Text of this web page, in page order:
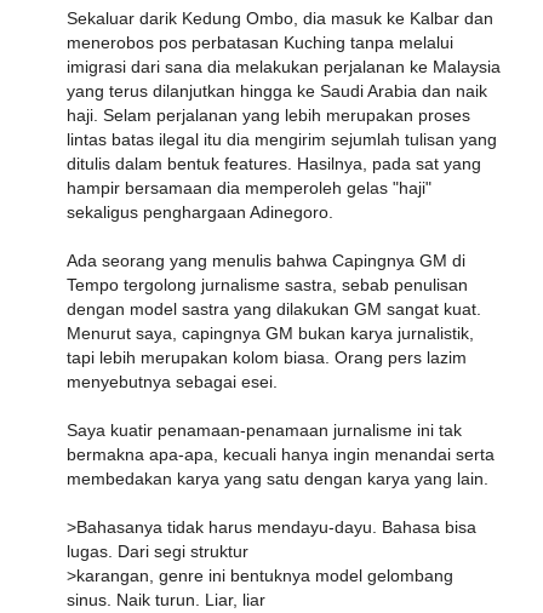
Sekaluar darik Kedung Ombo, dia masuk ke Kalbar dan
menerobos pos perbatasan Kuching tanpa melalui
imigrasi dari sana dia melakukan perjalanan ke Malaysia
yang terus dilanjutkan hingga ke Saudi Arabia dan naik
haji. Selam perjalanan yang lebih merupakan proses
lintas batas ilegal itu dia mengirim sejumlah tulisan yang
ditulis dalam bentuk features. Hasilnya, pada sat yang
hampir bersamaan dia memperoleh gelas "haji"
sekaligus penghargaan Adinegoro.
Ada seorang yang menulis bahwa Capingnya GM di
Tempo tergolong jurnalisme sastra, sebab penulisan
dengan model sastra yang dilakukan GM sangat kuat.
Menurut saya, capingnya GM bukan karya jurnalistik,
tapi lebih merupakan kolom biasa. Orang pers lazim
menyebutnya sebagai esei.
Saya kuatir penamaan-penamaan jurnalisme ini tak
bermakna apa-apa, kecuali hanya ingin menandai serta
membedakan karya yang satu dengan karya yang lain.
>Bahasanya tidak harus mendayu-dayu. Bahasa bisa
lugas. Dari segi struktur
>karangan, genre ini bentuknya model gelombang
sinus. Naik turun. Liar, liar